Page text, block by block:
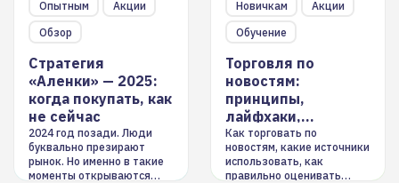
Опытным
Акции
Обзор
Стратегия
«Аленки» — 2025:
когда покупать, как
не сейчас
2024 год позади. Люди
буквально презирают
рынок. Но именно в такие
моменты открываются
Новичкам
Акции
Обучение
Торговля по
новостям:
принципы,
лайфхаки,
инструменты
Как торговать по
новостям, какие источники
использовать, как
правильно оценивать